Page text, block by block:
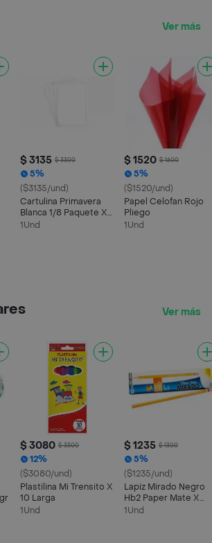
Ver más
$ 3135 $ 3300
5%
($3135/und)
Cartulina Primavera
Blanca 1/8 Paquete X
10 Unidades
1Und
$ 1520 $ 1600
5%
($1520/und)
Papel Celofan Rojo
Pliego
1Und
Ver más
$ 3080 $ 3500
12%
($3080/und)
Plastilina Mi Trensito X
10 Larga
1Und
$ 1235 $ 1300
5%
($1235/und)
Lapiz Mirado Negro
Hb2 Paper Mate X
Unidad
1Und